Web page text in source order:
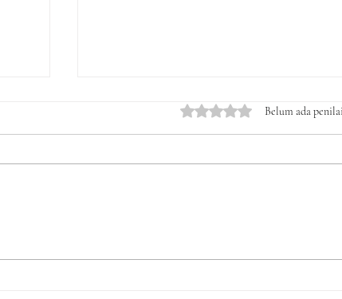
DPP LSM Gempa Indonesia
Dinilai 0 dari 5 bintang.
Belum ada